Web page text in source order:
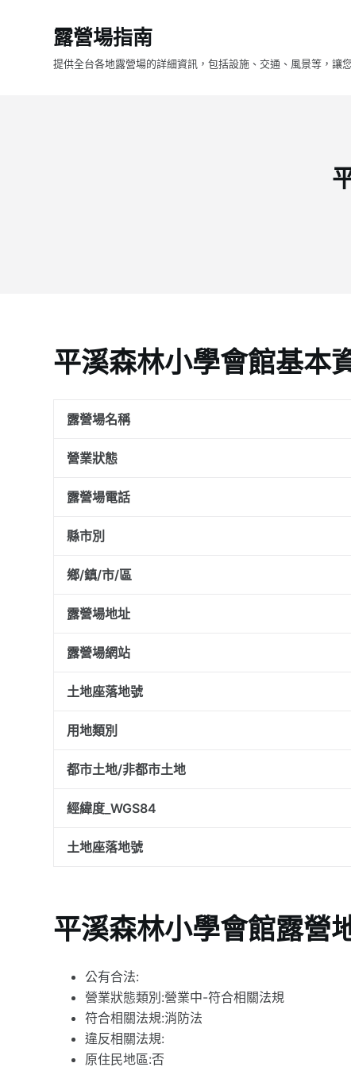
露營場指南
提供全台各地露營場的詳細資訊，包括設施、交通、風景等，讓
平溪森林小學會館基本
露營場名稱
營業狀態
露營場電話
縣市別
鄉/鎮/市/區
露營場地址
露營場網站
土地座落地號
用地類別
都市土地/非都市土地
經緯度_WGS84
土地座落地號
平溪森林小學會館露營
公有合法:
營業狀態類別:營業中-符合相關法規
符合相關法規:消防法
違反相關法規:
原住民地區:否